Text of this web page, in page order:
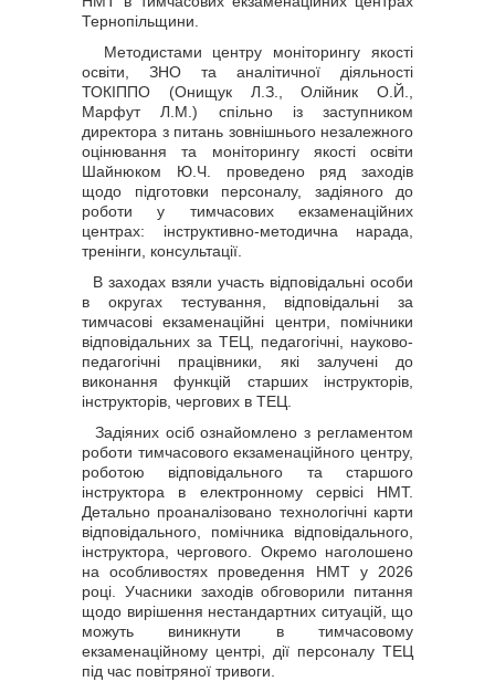
Тернопільщини.
Методистами центру моніторингу якості
освіти, ЗНО та аналітичної діяльності
ТОКІППО (Онищук Л.З., Олійник О.Й.,
Марфут Л.М.) спільно із заступником
директора з питань зовнішнього незалежного
оцінювання та моніторингу якості освіти
Шайнюком Ю.Ч. проведено ряд заходів
щодо підготовки персоналу, задіяного до
роботи у тимчасових екзаменаційних
центрах: інструктивно-методична нарада,
тренінги, консультації.
В заходах взяли участь відповідальні особи
в округах тестування, відповідальні за
тимчасові екзаменаційні центри, помічники
відповідальних за ТЕЦ, педагогічні, науково-
педагогічні працівники, які залучені до
виконання функцій старших інструкторів,
інструкторів, чергових в ТЕЦ.
Задіяних осіб ознайомлено з регламентом
роботи тимчасового екзаменаційного центру,
роботою відповідального та старшого
інструктора в електронному сервісі НМТ.
Детально проаналізовано технологічні карти
відповідального, помічника відповідального,
інструктора, чергового. Окремо наголошено
на особливостях проведення НМТ у 2026
році. Учасники заходів обговорили питання
щодо вирішення нестандартних ситуацій, що
можуть виникнути в тимчасовому
екзаменаційному центрі, дії персоналу ТЕЦ
під час повітряної тривоги.